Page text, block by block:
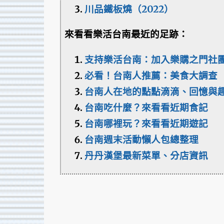
川品鐵板燒（2022）
來看看樂活台南最近的足跡：
支持樂活台南：加入樂購之門社
必看！台南人推薦：美食大調查
台南人在地的點點滴滴、回憶與
台南吃什麼？來看看近期食記
台南哪裡玩？來看看近期遊記
台南週末活動懶人包總整理
丹丹漢堡最新菜單、分店資訊